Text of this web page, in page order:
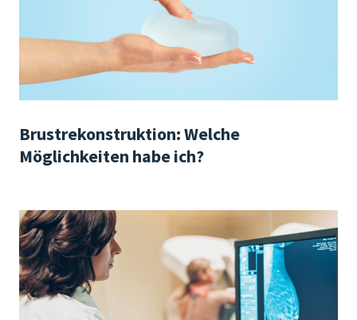
Brustrekonstruktion: Welche
Möglichkeiten habe ich?